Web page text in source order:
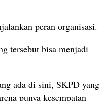
peran organisasi.
tersebut bisa menjadi
ada di sini, SKPD yang
punya kesempatan